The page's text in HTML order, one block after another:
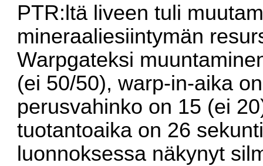
PTR:ltä liveen tuli
mineraaliesiintymän
Warpgateksi
(ei 50/50), warp-in-aika
perusvahinko on 15 (ei
tuotantoaika on 26
luonnoksessa näkynyt